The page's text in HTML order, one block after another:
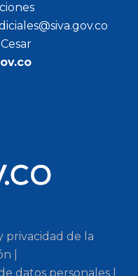
privacidad de la
|
datos personales |